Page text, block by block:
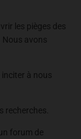
les pièges des
avons
à nous
recherches.
forum de